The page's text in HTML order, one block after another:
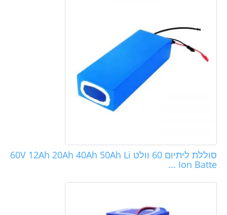
סוללת ליתיום 60 וולט 60V 12Ah 20Ah 40Ah 50Ah Li
Ion Batte ...